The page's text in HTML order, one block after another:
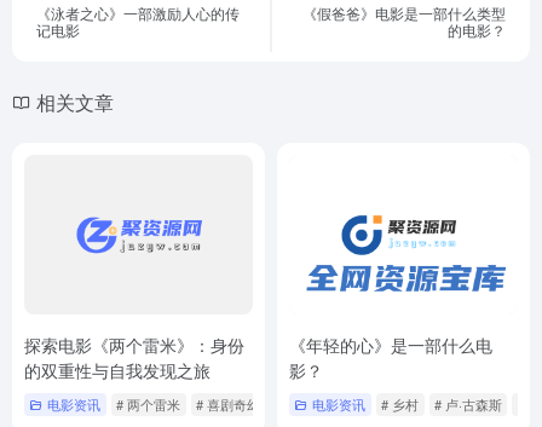
《泳者之心》一部激励人心的传
记电影
《假爸爸》电影是一部什么类型
的电影？
相关文章
探索电影《两个雷米》：身份
的双重性与自我发现之旅
电影资讯 # 两个雷米 # 喜剧奇幻 # 法国电影
《年轻的心》是一部什么电
影？
电影资讯 # 乡村 # 卢·古森斯